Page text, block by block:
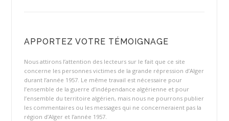
APPORTEZ VOTRE TÉMOIGNAGE
Nous attirons l’attention des lecteurs sur le fait que ce site
concerne les personnes victimes de la grande répression d’Alger
durant l’année 1957. Le même travail est nécessaire pour
l’ensemble de la guerre d’indépendance algérienne et pour
l’ensemble du territoire algérien, mais nous ne pourrons publier
les commentaires ou les messages qui ne concerneraient pas la
région d’Alger et l’année 1957.